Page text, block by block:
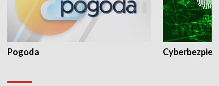
Pogoda